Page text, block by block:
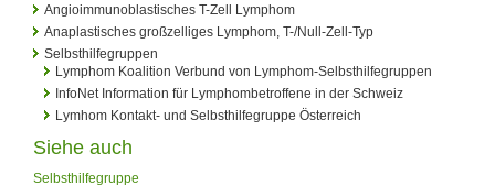
Angioimmunoblastisches T-Zell Lymphom
Anaplastisches großzelliges Lymphom, T-/Null-Zell-Typ
Selbsthilfegruppen
Lymphom Koalition Verbund von Lymphom-Selbsthilfegruppen
InfoNet Information für Lymphombetroffene in der Schweiz
Lymhom Kontakt- und Selbsthilfegruppe Österreich
Siehe auch
Selbsthilfegruppe